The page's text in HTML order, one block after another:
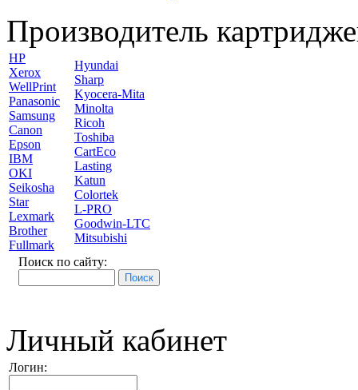
Производитель
HP
Xerox
WellPrint
Panasonic
Samsung
Canon
Epson
IBM
OKI
Seikosha
Star
Lexmark
Brother
Fullmark
Hyundai
Sharp
Kyocera-Mita
Minolta
Ricoh
Toshiba
CartEco
Lasting
Katun
Colortek
L-PRO
Goodwin-LTC
Mitsubishi
Поиск по сайту:
Личный кабинет
Логин: